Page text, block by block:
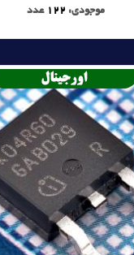
موجودی: 122 عدد